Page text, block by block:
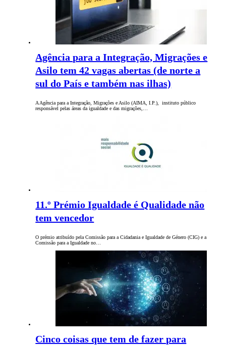
Agência para a Integração, Migrações e
Asilo tem 42 vagas abertas (de norte a
sul do País e também nas ilhas)
A Agência para a Integração, Migrações e Asilo (AIMA, I.P.), instituto público
responsável pelas áreas da igualdade e das migrações,…
11.º Prémio Igualdade é Qualidade não
tem vencedor
O prémio atribuído pela Comissão para a Cidadania e Igualdade de Género (CIG) e a
Comissão para a Igualdade no…
Cinco coisas que tem de fazer para